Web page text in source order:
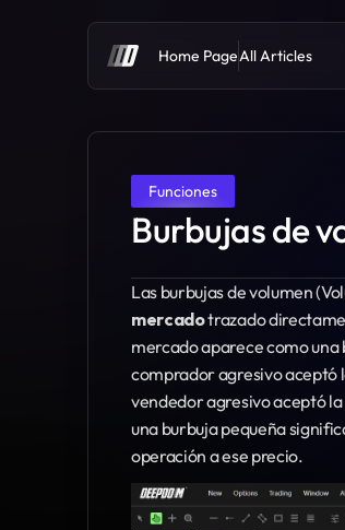
Home PageAll Articles
Funciones
Burbujas de
Las burbujas de volumen
mercado trazado
mercado aparece como una
comprador agresivo aceptó
vendedor agresivo aceptó
una burbuja pequeña
operación a ese precio.